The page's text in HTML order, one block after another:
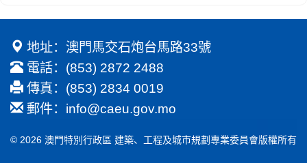
地址：澳門馬交石炮台馬路33號
電話：(853) 2872 2488
傳真：(853) 2834 0019
郵件： info@caeu.gov.mo
© 2026 澳門特別行政區 建築、工程及城市規劃專業委員會版權所有